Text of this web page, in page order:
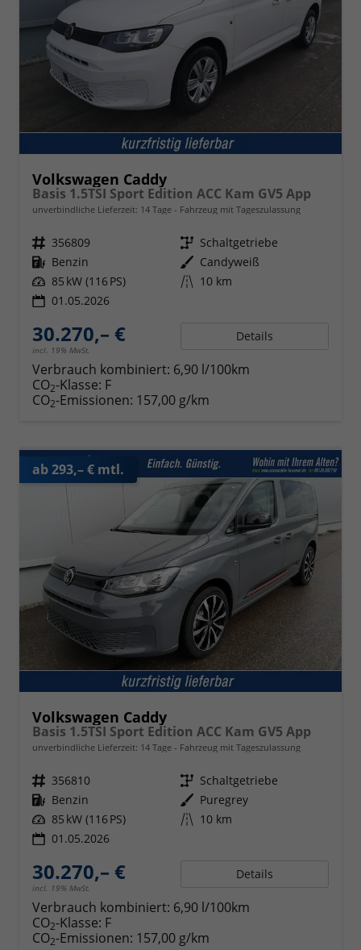
Volkswagen Caddy
Basis 1.5TSI Sport Edition ACC Kam GV5 App
unverbindliche Lieferzeit: 14 Tage Fahrzeug mit Tageszulassung
Fahrzeugnr. 356809 Getriebe Schaltgetriebe
Kraftstoff Benzin Außenfarbe Candyweiß
Leistung 85 kW (116 PS) Kilometerstand 10 km
01.05.2026
30.270,– €
incl. 19% MwSt.
Details
Verbrauch kombiniert: 6,90 l/100km
CO2-Klasse: F
CO2-Emissionen: 157,00 g/km
ab 293,– € mtl.
Volkswagen Caddy
Basis 1.5TSI Sport Edition ACC Kam GV5 App
unverbindliche Lieferzeit: 14 Tage Fahrzeug mit Tageszulassung
Fahrzeugnr. 356810 Getriebe Schaltgetriebe
Kraftstoff Benzin Außenfarbe Puregrey
Leistung 85 kW (116 PS) Kilometerstand 10 km
01.05.2026
30.270,– €
incl. 19% MwSt.
Details
Verbrauch kombiniert: 6,90 l/100km
CO2-Klasse: F
CO2-Emissionen: 157,00 g/km